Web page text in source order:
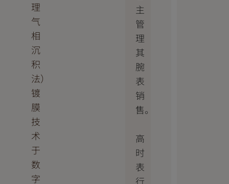
理
气
相
沉
积
法）
镀
膜
技
术
于
数
字
主
管
理
其
腕
表
销
售。
高
时
表
行